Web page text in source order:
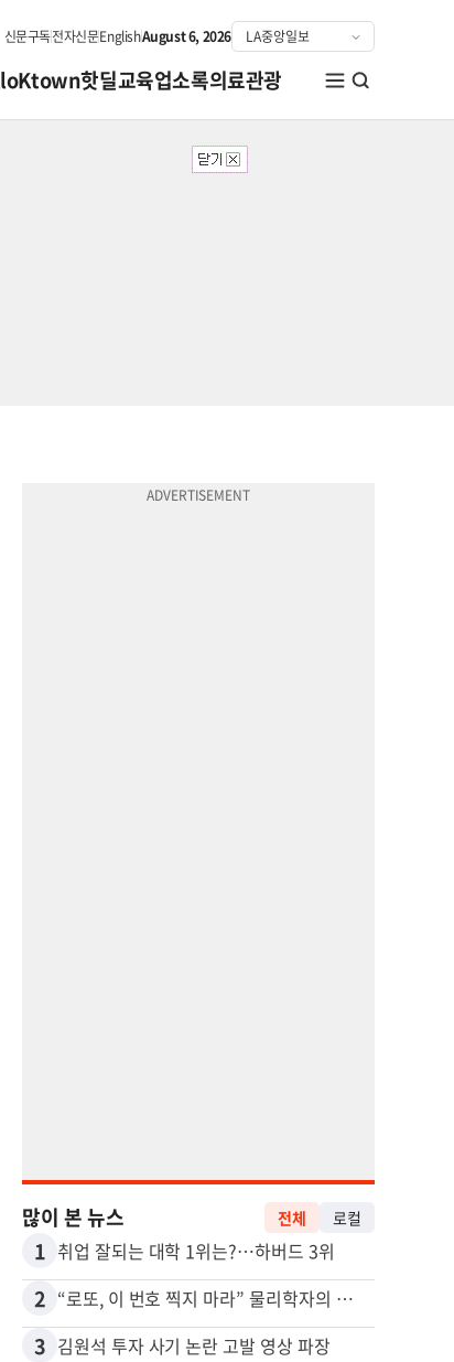
신문구독전자신문EnglishAugust 6, 2026
핫딜교육업소록의료관광
많이 본 뉴스 전체 로컬
1 취업 잘되는 대학 1위는?…하버드 3위
2 “로또, 이 번호 찍지 마라” 물리학자의 당첨금 높이는 비밀
3 김원석 투자 사기 논란 고발 영상 파장